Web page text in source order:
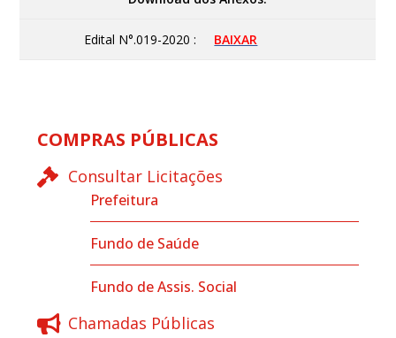
Edital N°.019-2020 : BAIXAR
COMPRAS PÚBLICAS
Consultar Licitações
Prefeitura
Fundo de Saúde
Fundo de Assis. Social
Chamadas Públicas